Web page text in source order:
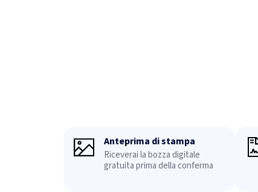
Anteprima di stampa
Riceverai la bozza digitale
gratuita prima della conferma